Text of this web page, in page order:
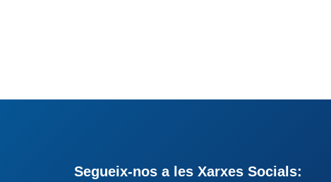
Segueix-nos a les Xarxes Socials: